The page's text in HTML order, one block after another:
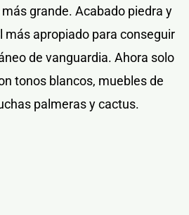
grande. Acabado piedra y
más apropiado para conseguir
de vanguardia. Ahora solo
tonos blancos, muebles de
palmeras y cactus.